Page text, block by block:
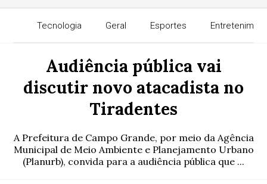
Tecnologia Geral Esportes
Audiência pública vai
discutir novo atacadista no
Tiradentes
A Prefeitura de Campo Grande, por meio da Agência
Municipal de Meio Ambiente e Planejamento Urbano
(Planurb), convida para a audiência pública que ...